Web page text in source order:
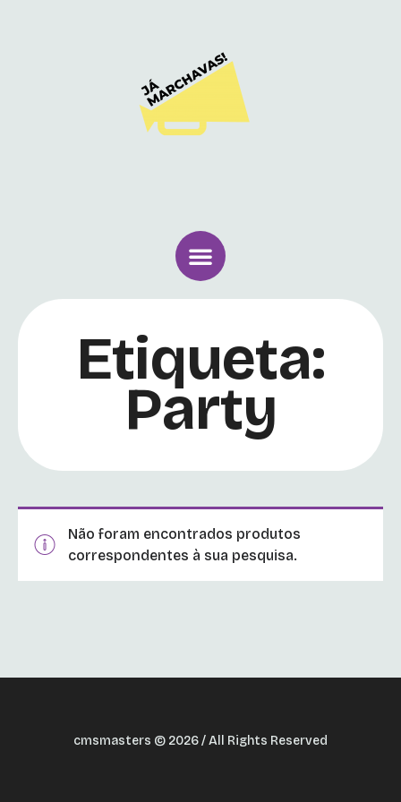
Etiqueta:
Party
Não foram encontrados produtos
correspondentes à sua pesquisa.
cmsmasters © 2026 / All Rights Reserved